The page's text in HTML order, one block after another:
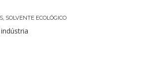
, SOLVENTE ECOLÓGICO